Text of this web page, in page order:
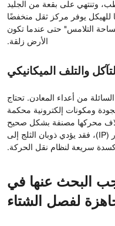
وتنتهي على بقعة من الجليد
للهيكل يوفر مركز ثقل منخفضًا
التلامس" حتى عندما تكون
الأرض زلقة.
التآكل والتلف الميكانيكي
من أعداء المعادن. تحتاج
ومكونات إلكترونية محكمة
غلاف محركها مصنفة بشكل صحيح
وفقًا لمعيار الحماية من دخول الماء والغبار (IP)، فقد يؤدي ذوبان الثلج إلى
سريعة لنظام نقل الحركة.
البحث عنها في
لفصل الشتاء